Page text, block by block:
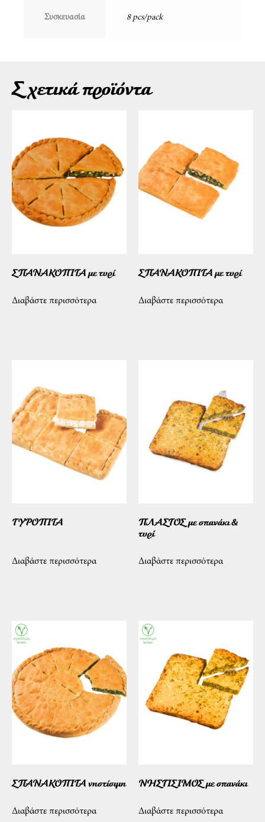
Συσκευασία 8 pcs/pack
Σχετικά προϊόντα
ΣΠΑΝΑΚΟΠΙΤΑ με τυρί
Διαβάστε περισσότερα
ΣΠΑΝΑΚΟΠΙΤΑ με τυρί
Διαβάστε περισσότερα
ΤΥΡΟΠΙΤΑ
Διαβάστε περισσότερα
ΠΛΑΣΤΟΣ με σπανάκι &
τυρί
Διαβάστε περισσότερα
ΣΠΑΝΑΚΟΠΙΤΑ νηστίσιμη
Διαβάστε περισσότερα
ΝΗΣΤΙΣΙΜΟΣ με σπανάκι
Διαβάστε περισσότερα